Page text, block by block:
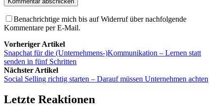
Benachrichtige mich bis auf Widerruf über nachfolgende
Kommentare per E-Mail.
Vorheriger Artikel
Snapchat für die (Unternehmens-)Kommunikation – Lernen statt
senden in fünf Schritten
Nächster Artikel
Social Selling richtig starten – Darauf müssen Unternehmen achten
Letzte Reaktionen